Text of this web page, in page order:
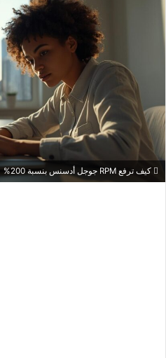
كيف ترفع RPM جوجل أدسنس بنسبة 200%